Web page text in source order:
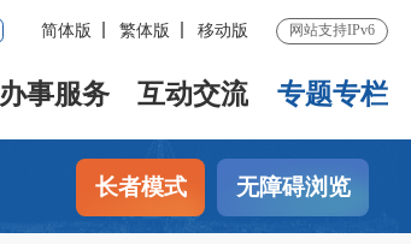
简体版 繁体版 移动版 网站支持IPv6
办事服务 互动交流 专题专栏
长者模式 无障碍浏览